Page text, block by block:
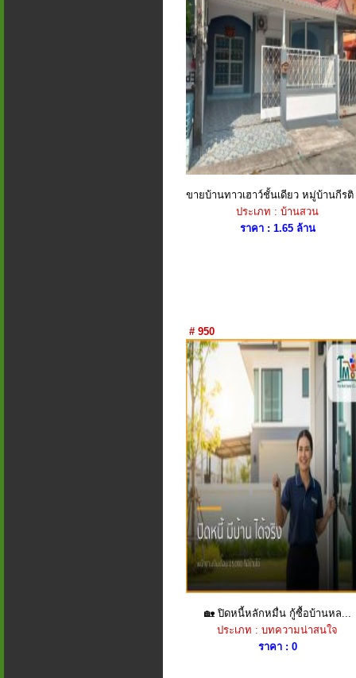
ขายบ้านทาวเฮาว์ชั้นเดียว หมู่บ้านกีรติ
ประเภท : บ้านสวน
ราคา : 1.65 ล้าน
# 950
🏡 ปิดหนี้หลักหมื่น กู้ซื้อบ้านหล...
ประเภท : บทความน่าสนใจ
ราคา : 0